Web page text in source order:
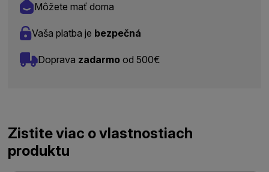
Môžete mať doma
Vaša platba je bezpečná
Doprava zadarmo od 500€
Zistite viac o vlastnostiach
produktu